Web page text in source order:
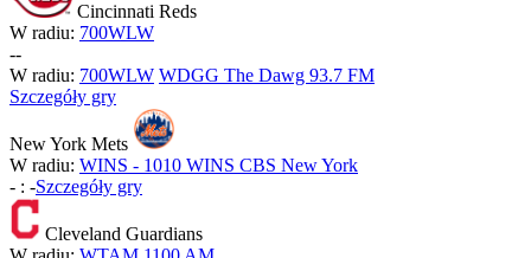
Cincinnati Reds
W radiu: 700WLW
--
W radiu: 700WLW WDGG The Dawg 93.7 FM
Szczegóły gry
New York Mets
W radiu: WINS - 1010 WINS CBS New York
- : -Szczegóły gry
Cleveland Guardians